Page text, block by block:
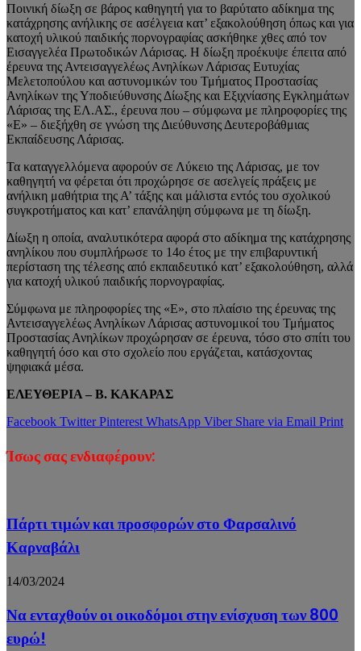
Ποινική δίωξη σε βάρος καθηγητή για το βαρύτατο αδίκημα της
κατάχρησης ανήλικης σε ασέλγεια κατ’ εξακολούθηση όπως και για
κατοχή υλικού παιδικής πορνογραφίας ασκήθηκε χθες από τον
Εισαγγελέα Πρωτοδικών Λάρισας. Η δίωξη προέκυψε έπειτα από
έρευνα της Αντεισαγγελέως Ανηλίκων Λάρισας Ευτυχίας
Μελετοπούλου και αστυνομικών του Τμήματος Προστασίας
Ανηλίκων της Υποδιεύθυνσης Δίωξης και Εξιχνίασης Εγκλημάτων
Λάρισας της ΕΛ.ΑΣ., έρευνα που – σύμφωνα με πληροφορίες της
«Ε» – διεξήχθη σε γνώση της Διεύθυνσης Δευτεροβάθμιας
Εκπαίδευσης Λάρισας.
Τα καταγγελλόμενα αφορούν σε Λύκειο της Λάρισας, με τον
καθηγητή να φέρεται ότι προχώρησε σε ασελγείς πράξεις με
ανήλικη μαθήτρια της Α’ τάξης και μάλιστα εντός του σχολικού
συγκροτήματος και κατ’ επανάληψη σύμφωνα με τη δίωξη.
Δίωξη η οποία, αναλυτικότερα αφορά στο αδίκημα της κατάχρησης
ανηλίκου που συμπλήρωσε το 14ο έτος με την επιβαρυντική
περίσταση της τέλεσης από εκπαιδευτικό κατ’ εξακολούθηση, αλλά
για κατοχή υλικού παιδικής πορνογραφίας.
Σύμφωνα με πληροφορίες της «Ε», στο πλαίσιο της έρευνας της
Αντεισαγγελέως Ανηλίκων Λάρισας αστυνομικοί του Τμήματος
Προστασίας Ανηλίκων προχώρησαν σε έρευνα, τόσο στο σπίτι του
καθηγητή όσο και στο σχολείο που εργάζεται, κατάσχοντας
ψηφιακά μέσα.
ΕΛΕΥΘΕΡΙΑ – Β. ΚΑΚΑΡΑΣ
Facebook Twitter Pinterest WhatsApp Viber Share via Email Print
Ίσως σας ενδιαφέρουν:
Πάρτι τιμών και προσφορών στο Φαρσαλινό
Καρναβάλι
14/03/2024
Να ενταχθούν οι οικοδόμοι στην ενίσχυση των 800
ευρώ!